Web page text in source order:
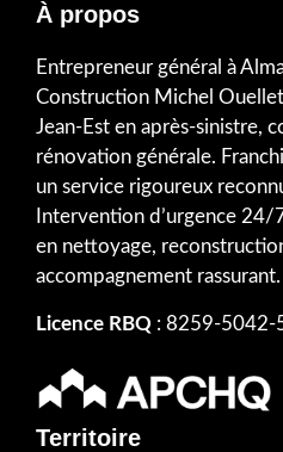
À propos
Entrepreneur général à
Construction Michel
Jean-Est en après-sinistre,
rénovation générale.
un service rigoureux
Intervention d’urgence
en nettoyage,
accompagnement rassurant.
Licence RBQ : 8259-5042-
Territoire